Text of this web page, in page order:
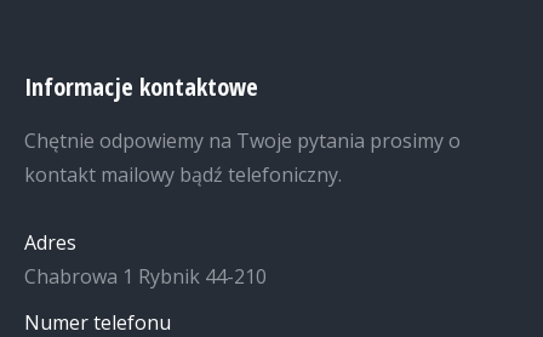
Informacje kontaktowe
Chętnie odpowiemy na Twoje pytania prosimy o
kontakt mailowy bądź telefoniczny.
Adres
Chabrowa 1 Rybnik 44-210
Numer telefonu